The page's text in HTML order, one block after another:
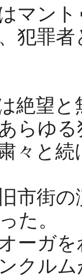
マント
犯罪
絶望と
らゆ
々と
市街の
た。
ーガを
クル